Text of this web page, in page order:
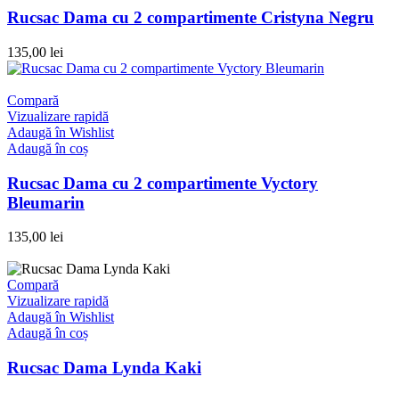
Rucsac Dama cu 2 compartimente Cristyna Negru
135,00 lei
Compară
Vizualizare rapidă
Adaugă în Wishlist
Adaugă în coș
Rucsac Dama cu 2 compartimente Vyctory
Bleumarin
135,00 lei
Compară
Vizualizare rapidă
Adaugă în Wishlist
Adaugă în coș
Rucsac Dama Lynda Kaki